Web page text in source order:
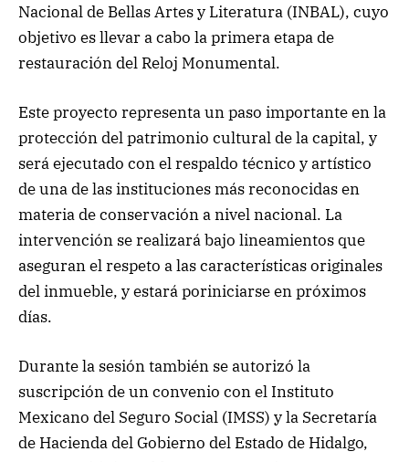
Nacional de Bellas Artes y Literatura (INBAL), cuyo
objetivo es llevar a cabo la primera etapa de
restauración del Reloj Monumental.
Este proyecto representa un paso importante en la
protección del patrimonio cultural de la capital, y
será ejecutado con el respaldo técnico y artístico
de una de las instituciones más reconocidas en
materia de conservación a nivel nacional. La
intervención se realizará bajo lineamientos que
aseguran el respeto a las características originales
del inmueble, y estará poriniciarse en próximos
días.
Durante la sesión también se autorizó la
suscripción de un convenio con el Instituto
Mexicano del Seguro Social (IMSS) y la Secretaría
de Hacienda del Gobierno del Estado de Hidalgo,